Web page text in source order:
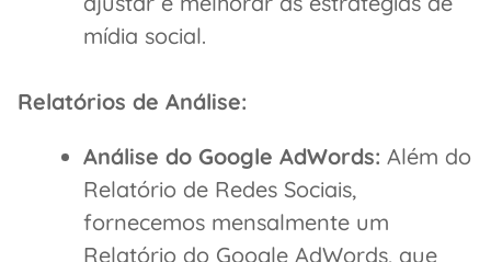
mídia social.
Relatórios de Análise:
Análise do Google AdWords: Além do
Relatório de Redes Sociais,
fornecemos mensalmente um
Relatório do Google AdWords, que